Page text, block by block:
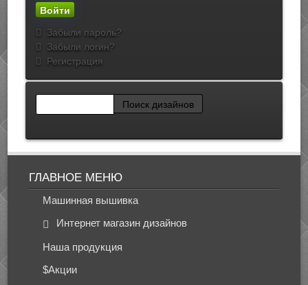
Забыли пароль?
Забыли логин?
Регистрация
ГЛАВНОЕ МЕНЮ
Машинная вышивка
Интернет магазин дизайнов
Наша продукция
$Акции